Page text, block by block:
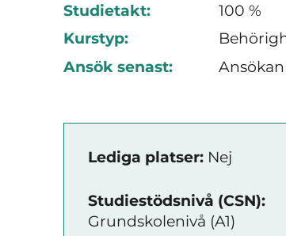
Studietakt:
100 %
Kurstyp:
Ansök senast:
Lediga platser: Nej
Studiestödsnivå (CSN):
Grundskolenivå (A1)